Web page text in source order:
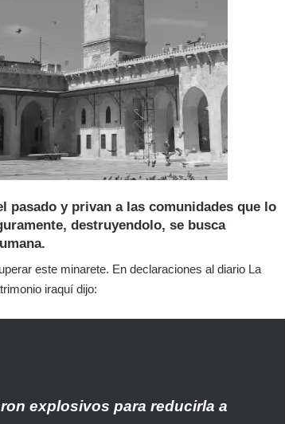
pasado y privan a las comunidades que lo
destruyendolo, se busca
este minarete. En declaraciones al diario La
iraquí dijo:
explosivos para reducirla a